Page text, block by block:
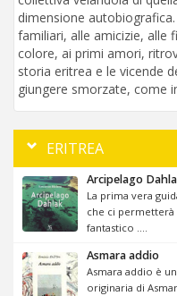
dimensione
familiari, alle amicizie, alle
colore, ai primi amori,
storia eritrea e le vicende
giungere smorzate, come
ERITREA
Arcipelago
La prima vera
che ci
fantastico ....
Asmara addio
Asmara addio è
originaria di